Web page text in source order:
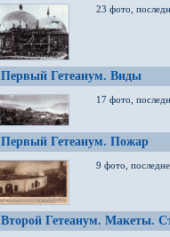
23 фото,
Первый Гетеанум. Виды
17 фото,
Первый Гетеанум. Пожар
9 фото,
Второй Гетеанум. Макеты.